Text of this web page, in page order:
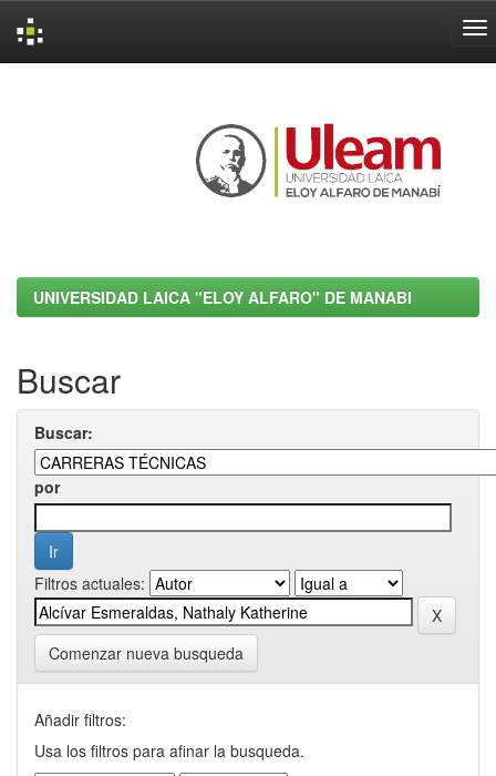
UNIVERSIDAD LAICA "ELOY ALFARO" DE MANABI
Buscar
Buscar:
por
Filtros actuales:
Comenzar nueva busqueda
Añadir filtros:
Usa los filtros para afinar la busqueda.